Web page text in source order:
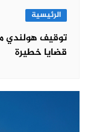
الرئيسية
توقيف هولندي
قضايا خطيرة